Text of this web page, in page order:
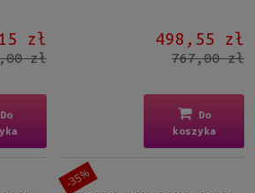
z korekcją
zł
zł
Do
498,55 zł
767,00 zł
Do
koszyka
-35%